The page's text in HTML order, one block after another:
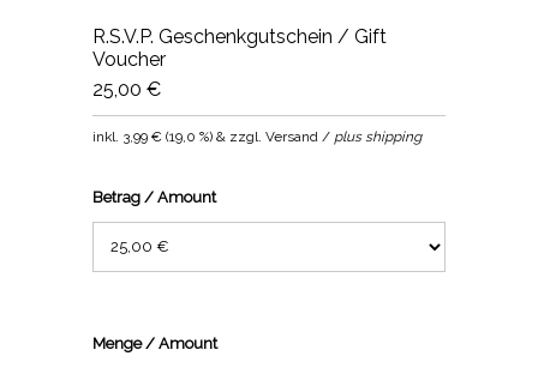
R.S.V.P. Geschenkgutschein / Gift
Voucher
25,00 €
inkl. 3,99 € (19,0 %) & zzgl. Versand / plus shipping
Betrag / Amount
Menge / Amount